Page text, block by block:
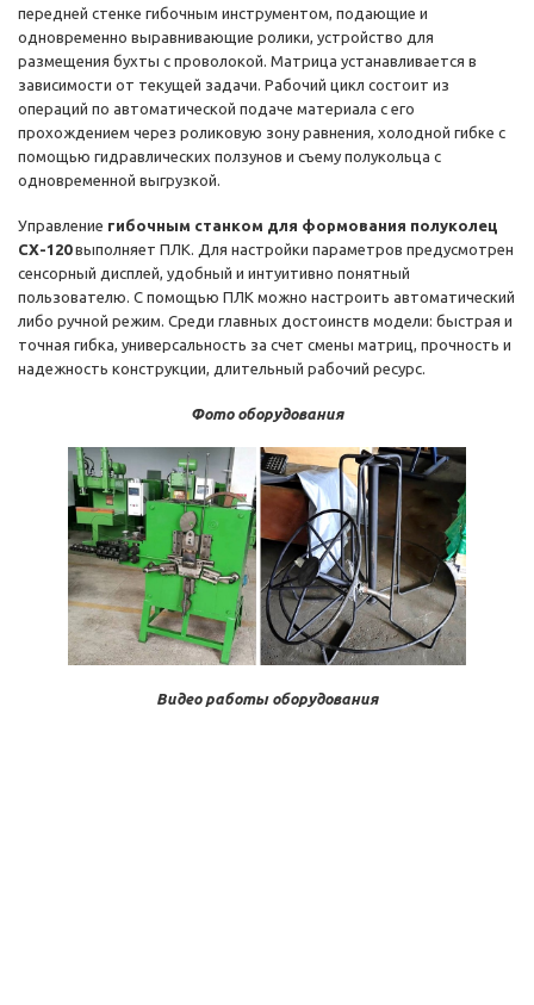
передней стенке гибочным инструментом, подающие и
одновременно выравнивающие ролики, устройство для
размещения бухты с проволокой. Матрица устанавливается в
зависимости от текущей задачи. Рабочий цикл состоит из
операций по автоматической подаче материала с его
прохождением через роликовую зону равнения, холодной гибке с
помощью гидравлических ползунов и съему полукольца с
одновременной выгрузкой.
Управление гибочным станком для формования полуколец
CX-120выполняет ПЛК. Для настройки параметров предусмотрен
сенсорный дисплей, удобный и интуитивно понятный
пользователю. С помощью ПЛК можно настроить автоматический
либо ручной режим. Среди главных достоинств модели: быстрая и
точная гибка, универсальность за счет смены матриц, прочность и
надежность конструкции, длительный рабочий ресурс.
Фото оборудования
Видео работы оборудования